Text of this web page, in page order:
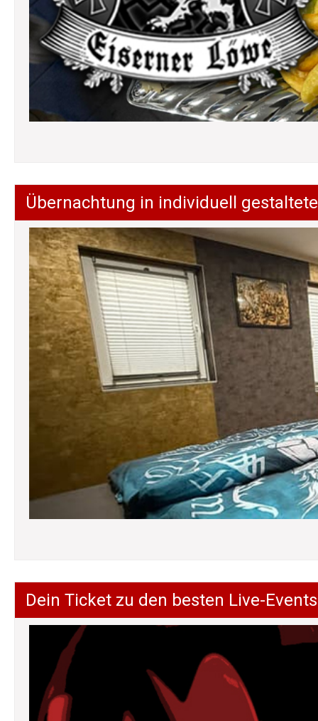
Übernachtung in individuell
Dein Ticket zu den besten Live-Events